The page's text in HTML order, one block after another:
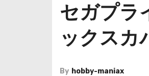
セガプラ
ックスカ
By hobby-maniax